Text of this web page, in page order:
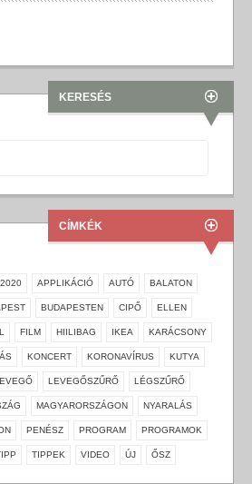
KERESÉS
CÍMKÉK
2020 APPLIKÁCIÓ AUTÓ BALATON
BUDAPESTEN CIPŐ ELLEN
FILM HIILIBAG IKEA KARÁCSONY
KONCERT KORONAVÍRUS KUTYA
LEVEGŐSZŰRŐ LÉGSZŰRŐ
MAGYARORSZÁGON NYARALÁS
PENÉSZ PROGRAM PROGRAMOK
TIPPEK VIDEO ÚJ ŐSZ